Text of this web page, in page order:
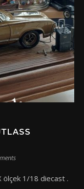
ölçek 1/18 diecast .